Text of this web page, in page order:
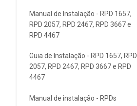
Manual de Instalação - RPD 1657,
RPD 2057, RPD 2467, RPD 3667 e
RPD 4467
Guia de Instalação - RPD 1657, RPD
2057, RPD 2467, RPD 3667 e RPD
4467
Manual de instalação - RPDs